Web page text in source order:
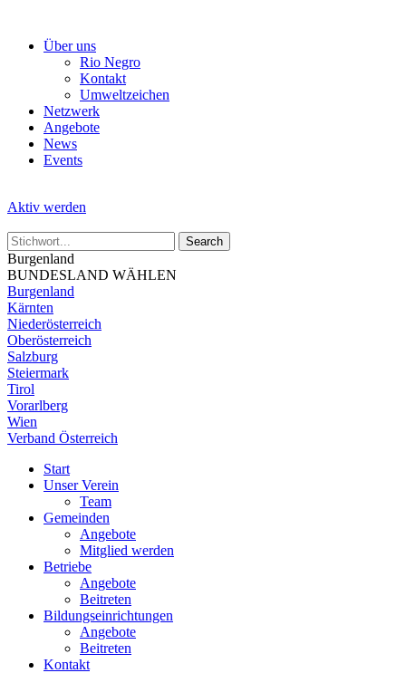
Über uns
Rio Negro
Kontakt
Umweltzeichen
Netzwerk
Angebote
News
Events
Aktiv werden
Burgenland
BUNDESLAND WÄHLEN
Burgenland
Kärnten
Niederösterreich
Oberösterreich
Salzburg
Steiermark
Tirol
Vorarlberg
Wien
Verband Österreich
Start
Unser Verein
Team
Gemeinden
Angebote
Mitglied werden
Betriebe
Angebote
Beitreten
Bildungseinrichtungen
Angebote
Beitreten
Kontakt